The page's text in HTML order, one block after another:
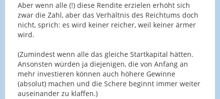
Aber wenn alle (!) diese Rendite erzielen erhöht sich
zwar die Zahl, aber das Verhältnis des Reichtums doch
nicht, sprich: es wird keiner reicher, weil keiner ärmer
wird.
(Zumindest wenn alle das gleiche Startkapital hätten.
Ansonsten würden ja diejenigen, die von Anfang an
mehr investieren können auch höhere Gewinne
(absolut) machen und die Schere beginnt immer weiter
auseinander zu klaffen.)